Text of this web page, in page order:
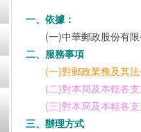
一、 依據：
(一)中華郵政股份有
二、 服務事項
(一)對郵政業務及其
(二)對本局及本轄各
(三)對本局及本轄各
三、 辦理方式